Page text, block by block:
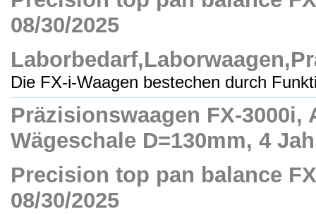
08/30/2025
Die FX-i-Waagen bestechen durch
Präzisionswaagen FX-
Wägeschale D=130mm, 4
Precision top pan balance
08/30/2025